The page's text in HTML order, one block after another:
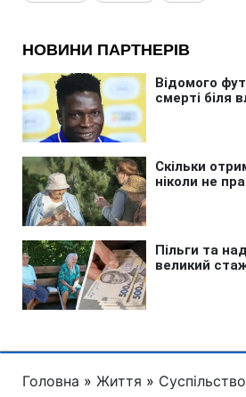
Головна » Життя » Суспільство